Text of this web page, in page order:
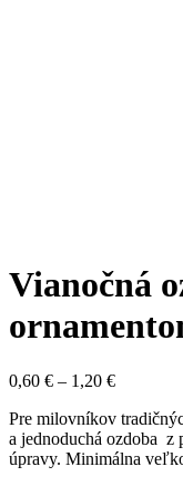
Vianočná
0,60 € – 1,20 €Price
0,60 €
through
1,20 €
Pre milovníkov
a jednoduchá ozdoba z
úpravy. Minimálna